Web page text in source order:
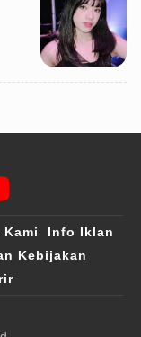
Info Iklan
Kebijakan